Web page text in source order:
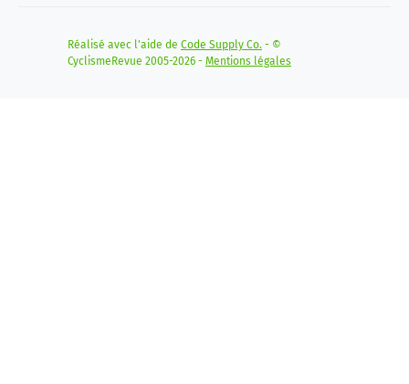
Réalisé avec l'aide de Code Supply Co. - ©
CyclismeRevue 2005-2026 - Mentions légales